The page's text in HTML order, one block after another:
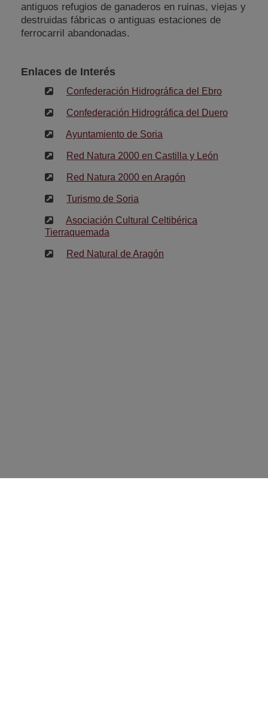
antiguos refugios de ganaderos en ruinas, viejas y
destruidas fábricas o antiguas estaciones de
ferrocarril abandonadas.
Enlaces de Interés
Confederación Hidrográfica del Ebro
Confederación Hidrográfica del Duero
Ayuntamiento de Soria
Red Natura 2000 en Castilla y León
Red Natura 2000 en Aragón
Turismo de Soria
Asociación Cultural Celtibérica
Tierraquemada
Red Natural de Aragón